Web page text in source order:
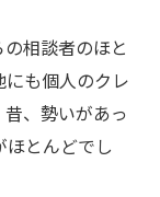
相談者のほと
も個人のクレ
、勢いがあっ
とんどでし